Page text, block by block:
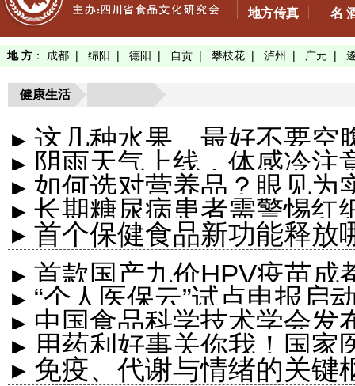
地方传真 名
地 方 ： 成都 | 绵阳 | 德阳 | 自贡 | 攀枝花 | 泸州 | 广元 |
健康生活
▸ 这几种水果，最好不要空
▸ 阴雨天气上线，体感冷注
▸ 如何选对营养品？眼见为
▸ 长期糖尿病患者需警惕红
▸ 首个保健食品新功能释放
▸ 首款国产九价HPV疫苗成
▸ “个人医保云”试点申报启
▸ 中国食品科学技术学会发
热点
▸ 用药利好事关你我！国家
▸ 免疫、代谢与情绪的关键